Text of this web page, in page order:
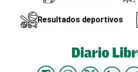
Resultados deportivos